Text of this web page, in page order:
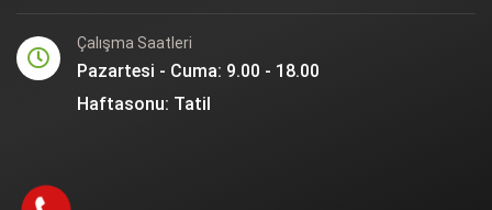
Çalışma Saatleri
Pazartesi - Cuma: 9.00 - 18.00
Haftasonu: Tatil